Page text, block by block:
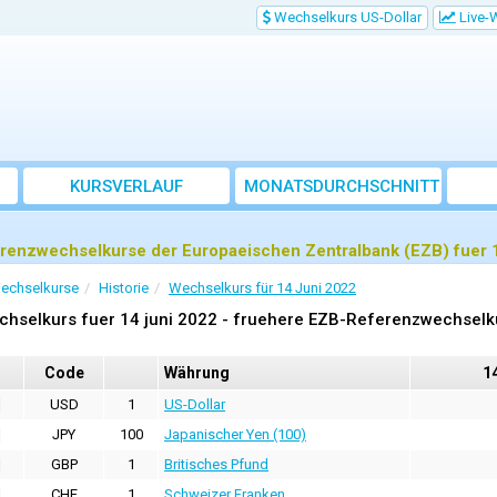
Wechselkurs US-Dollar Live-
KURSVERLAUF MONATSDURCHSCHNITT
der Europaeischen Zentralbank (EZB) fuer
Historie Wechselkurs für 14 Juni 2022
fuer 14 juni 2022 - fruehere EZB-
Code Währung
USD 1
US-Dollar
JPY
100
Japanischer Yen (100)
GBP
1
Britisches Pfund